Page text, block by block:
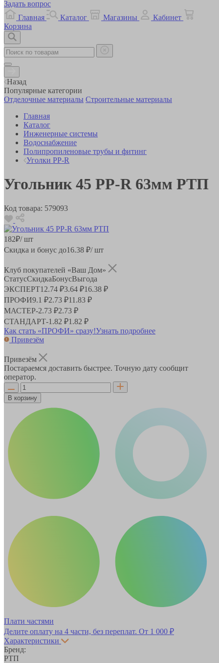
Задать вопрос
Главная
Каталог Магазины
Кабинет
Корзина
Назад
Популярные категории
Отделочные материалы Строительные материалы
Главная
Каталог
Инженерные системы
Водоснабжение
Полипропиленовые трубы и фитинг
Уголки PP-R
Угольник 45 РР-R 63мм РТП
Код товара: 579093
182₽/ шт
Скидка и бонус до16.38 ₽/ шт
Клуб покупателей «Ваш Дом»
СтатусСкидкаБонусВыгода
ЭКСПЕРТ12.74 ₽3.64 ₽16.38 ₽
ПРОФИ9.1 ₽2.73 ₽11.83 ₽
МАСТЕР-2.73 ₽2.73 ₽
СТАНДАРТ-1.82 ₽1.82 ₽
Как стать «ПРОФИ» сразу!Узнать подробнее
Привезём
Привезём
Постараемся доставить быстрее. Точную дату сообщит
оператор.
В корзину
Плати частями
Делите оплату на 4 части, без переплат. От 1 000 ₽
Характеристики
Бренд:
РТП